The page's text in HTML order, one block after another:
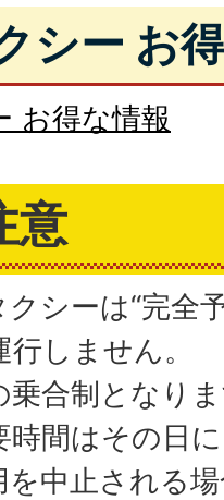
シー お
お得な情報
意
シーは“完全
しません。
乗合制となり
時間はその日
を中止される